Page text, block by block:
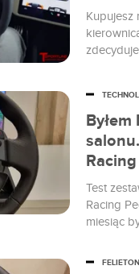
Kupujesz
Test
Racing
miesiąc